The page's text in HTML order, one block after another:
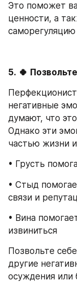
Это поможет
ценности, а
5. 🍀
негативные
думают, что
Однако эти
частью жизни
• Грусть
• Стыд
связи и
• Вина
извиниться
Позвольте
другие
осуждения